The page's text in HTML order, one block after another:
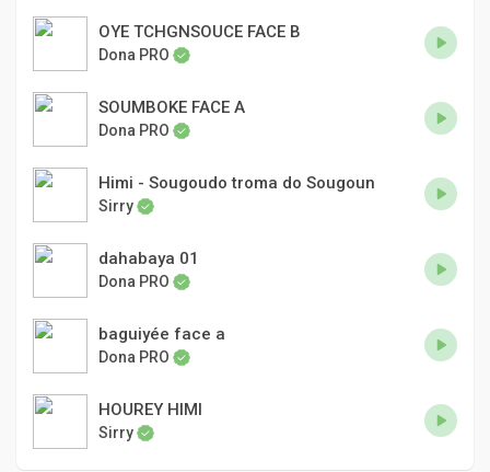
OYE TCHGNSOUCE FACE B
Dona PRO
SOUMBOKE FACE A
Dona PRO
Himi - Sougoudo troma do Sougoun
Sirry
dahabaya 01
Dona PRO
baguiyée face a
Dona PRO
HOUREY HIMI
Sirry